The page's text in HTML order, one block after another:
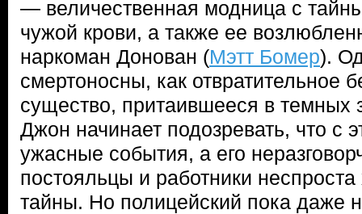
— величественная модница с
чужой крови, а также ее
наркоман Донован (Мэтт Бомер).
смертоносны, как отвратительное
существо, притаившееся в темных
Джон начинает подозревать, что с
ужасные события, а его
постояльцы и работники
тайны. Но полицейский пока даже